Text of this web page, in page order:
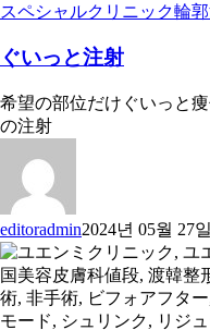
スペシャルクリニック輪
ぐいっと注射
希望の部位だけぐいっと
の注射
editoradmin2024년 05월 27일